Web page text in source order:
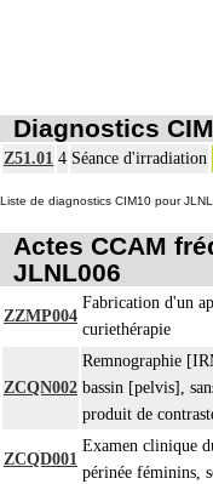
Diagnostics
Z51.01 4 Séance d'irradiation
Liste de diagnostics CIM10 pour
Actes CCAM
JLNL006
ZZMP004
Fabrication d'un
curiethérapie
ZCQN002
Remnographie
bassin [pelvis],
produit de
ZCQD001
Examen clinique
périnée féminins,